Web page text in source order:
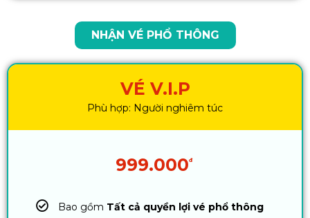
NHẬN VÉ PHỔ THÔNG
VÉ V.I.P
Phù hợp: Người nghiêm túc
999.000đ
Bao gồm Tất cả quyền lợi vé phổ thông